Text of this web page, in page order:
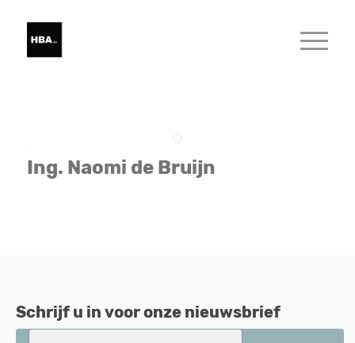
Ing. Naomi de Bruijn
Schrijf u in voor onze nieuwsbrief